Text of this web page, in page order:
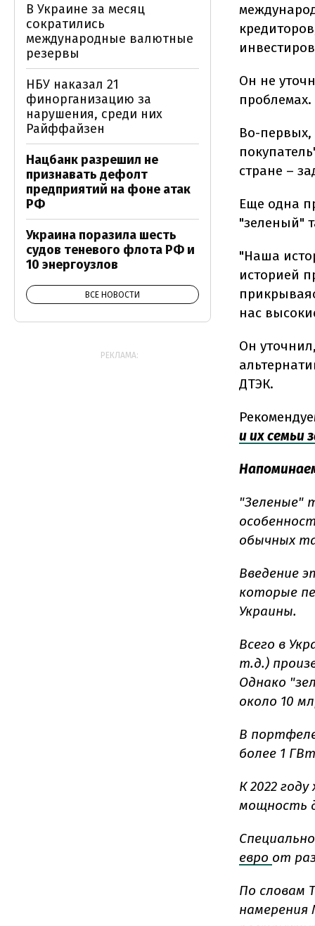
Он не
проблемах.
Во-первых,
стране –
Еще одна
"зеленый"
"Наша
историей
нас
Он
ДТЭК.
и их семьи
"Зеленые"
обычных
Введение
которые
Украины.
Всего в
т.д.)
Однако
около 10
В
более 1
К 2022
мощность
евро от
По словам
намерения
В Украине за месяц
сократились
международные валютные
резервы
НБУ наказал 21
финорганизацию за
нарушения, среди них
Райффайзен
Нацбанк разрешил не
признавать дефолт
предприятий на фоне атак
РФ
Украина поразила шесть
судов теневого флота РФ и
10 энергоузлов
ВСЕ НОВОСТИ
РЕКЛАМА: